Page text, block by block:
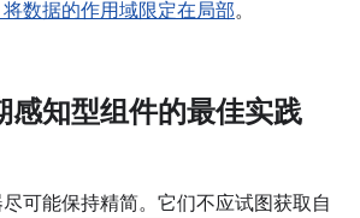
数据的作用域限定在局部。
感知型组件的最佳实践
可能保持精简。它们不应试图获取自